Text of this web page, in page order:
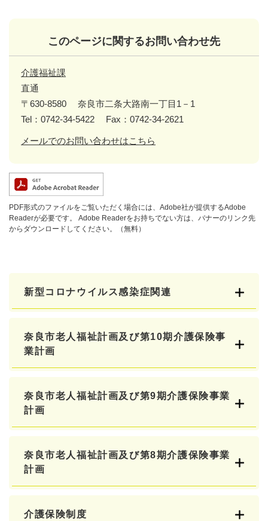
このページに関するお問い合わせ先
介護福祉課
直通
〒630-8580
奈良市二条大路南一丁目1－1
Tel：0742-34-5422
Fax：0742-34-2621
メールでのお問い合わせはこちら
PDF形式のファイルをご覧いただく場合には、Adobe社が提供するAdobe
Readerが必要です。
Adobe Readerをお持ちでない方は、バナーのリンク先
からダウンロードしてください。（無料）
新型コロナウイルス感染症関連
奈良市老人福祉計画及び第10期介護保険事
業計画
奈良市老人福祉計画及び第9期介護保険事業
計画
奈良市老人福祉計画及び第8期介護保険事業
計画
介護保険制度